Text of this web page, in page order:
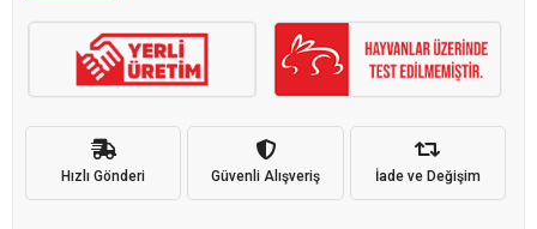
Hızlı Gönderi Güvenli Alışveriş İade ve Değişim